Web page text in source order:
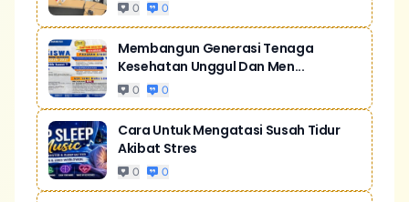
0 0
Membangun Generasi Tenaga
Kesehatan Unggul Dan Men...
0 0
Cara Untuk Mengatasi Susah Tidur
Akibat Stres
0 0